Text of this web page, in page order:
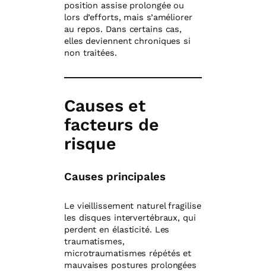
position assise prolongée ou
lors d’efforts, mais s’améliorer
au repos. Dans certains cas,
elles deviennent chroniques si
non traitées.
Causes et
facteurs de
risque
Causes principales
Le vieillissement naturel fragilise
les disques intervertébraux, qui
perdent en élasticité. Les
traumatismes,
microtraumatismes répétés et
mauvaises postures prolongées